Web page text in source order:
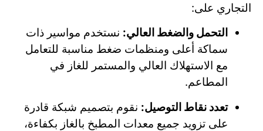
التجاري على:
التحمل والضغط العالي: نستخدم مواسير ذات
سماكة أعلى ومنظمات ضغط مناسبة للتعامل
مع الاستهلاك العالي والمستمر للغاز في
المطاعم.
تعدد نقاط التوصيل: نقوم بتصميم شبكة قادرة
على تزويد جميع معدات المطبخ بالغاز بكفاءة،